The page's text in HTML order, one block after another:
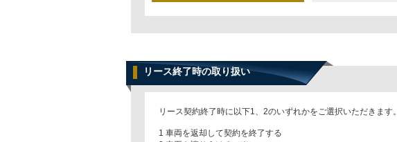
リース終了時の取り扱い
リース契約終了時に以下1、2のいずれかをご選択いただきます。
1 車両を返却して契約を終了する